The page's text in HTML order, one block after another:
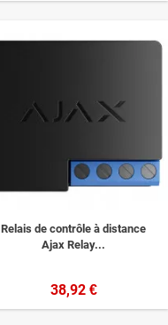
Relais de contrôle à distance
Ajax Relay...
38,92 €